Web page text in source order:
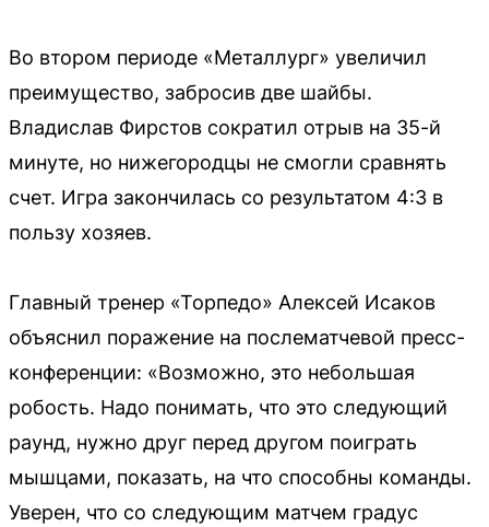
Во втором периоде «Металлург» увеличил
преимущество, забросив две шайбы.
Владислав Фирстов сократил отрыв на 35-й
минуте, но нижегородцы не смогли сравнять
счет. Игра закончилась со результатом 4:3 в
пользу хозяев.
Главный тренер «Торпедо» Алексей Исаков
объяснил поражение на послематчевой пресс-
конференции: «Возможно, это небольшая
робость. Надо понимать, что это следующий
раунд, нужно друг перед другом поиграть
мышцами, показать, на что способны команды.
Уверен, что со следующим матчем градус